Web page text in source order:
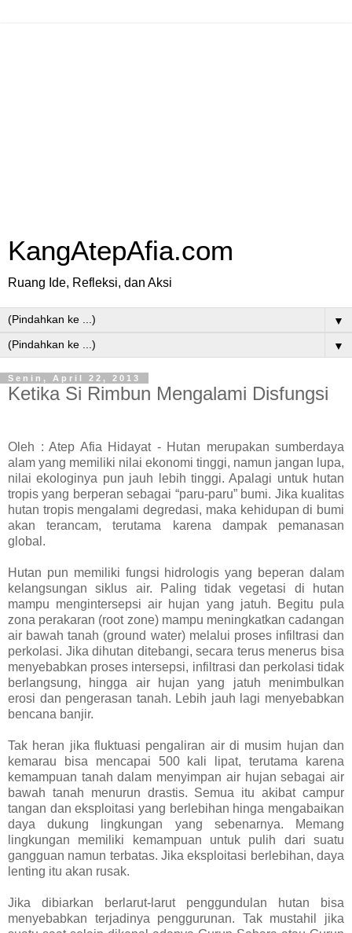
KangAtepAfia.com
Ruang Ide, Refleksi, dan Aksi
▼
▼
Senin, April 22, 2013
Ketika Si Rimbun Mengalami Disfungsi
Oleh : Atep Afia Hidayat - Hutan merupakan sumberdaya
alam yang memiliki nilai ekonomi tinggi, namun jangan lupa,
nilai ekologinya pun jauh lebih tinggi. Apalagi untuk hutan
tropis yang berperan sebagai “paru-paru” bumi. Jika kualitas
hutan tropis mengalami degredasi, maka kehidupan di bumi
akan terancam, terutama karena dampak pemanasan
global.
Hutan pun memiliki fungsi hidrologis yang beperan dalam
kelangsungan siklus air. Paling tidak vegetasi di hutan
mampu mengintersepsi air hujan yang jatuh. Begitu pula
zona perakaran (root zone) mampu meningkatkan cadangan
air bawah tanah (ground water) melalui proses infiltrasi dan
perkolasi. Jika dihutan ditebangi, secara terus menerus bisa
menyebabkan proses intersepsi, infiltrasi dan perkolasi tidak
berlangsung, hingga air hujan yang jatuh menimbulkan
erosi dan pengerasan tanah. Lebih jauh lagi menyebabkan
bencana banjir.
Tak heran jika fluktuasi pengaliran air di musim hujan dan
kemarau bisa mencapai 500 kali lipat, terutama karena
kemampuan tanah dalam menyimpan air hujan sebagai air
bawah tanah menurun drastis. Semua itu akibat campur
tangan dan eksploitasi yang berlebihan hinga mengabaikan
daya dukung lingkungan yang sebenarnya. Memang
lingkungan memiliki kemampuan untuk pulih dari suatu
gangguan namun terbatas. Jika eksploitasi berlebihan, daya
lenting itu akan rusak.
Jika dibiarkan berlarut-larut penggundulan hutan bisa
menyebabkan terjadinya penggurunan. Tak mustahil jika